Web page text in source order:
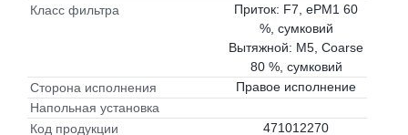
Класс фильтра
Приток: F7, ePM1 60
%, сумковий
Вытяжной: M5, Coarse
80 %, сумковий
Сторона исполнения
Правое исполнение
Напольная установка
Код продукции
471012270